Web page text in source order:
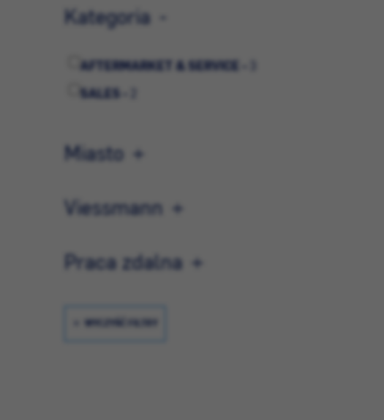
Kategoria
AFTERMARKET & SERVICE -
SALES -
Miasto
Viessmann
Praca zdalna
WYCZYŚĆ FILTRY